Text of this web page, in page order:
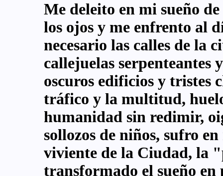
Me deleito en mi sueño
los ojos y me enfrento al
necesario las calles de la
callejuelas serpenteantes
oscuros edificios y tristes
tráfico y la multitud,
humanidad sin redimir,
sollozos de niños, sufro
viviente de la Ciudad, la
transformado el sueño en